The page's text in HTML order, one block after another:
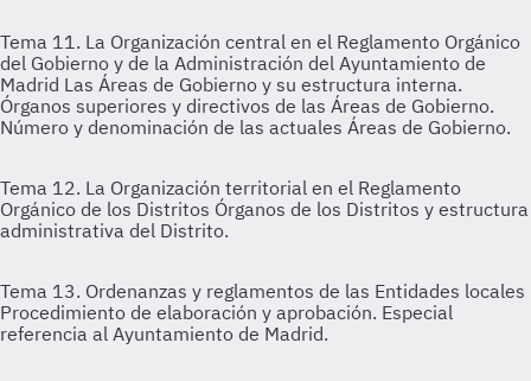
Tema 11. La Organización central en el Reglamento Orgánico
del Gobierno y de la Administración del Ayuntamiento de
Madrid Las Áreas de Gobierno y su estructura interna.
Órganos superiores y directivos de las Áreas de Gobierno.
Número y denominación de las actuales Áreas de Gobierno.
Tema 12. La Organización territorial en el Reglamento
Orgánico de los Distritos Órganos de los Distritos y estructura
administrativa del Distrito.
Tema 13. Ordenanzas y reglamentos de las Entidades locales
Procedimiento de elaboración y aprobación. Especial
referencia al Ayuntamiento de Madrid.